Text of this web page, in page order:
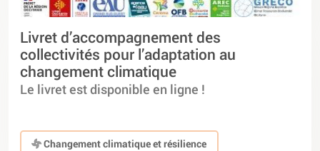
Livret d’accompagnement des
collectivités pour l’adaptation au
changement climatique
Le livret est disponible en ligne !
Changement climatique et résilience